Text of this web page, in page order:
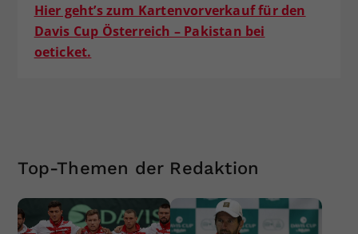
Hier geht’s zum Kartenvorverkauf für den
Davis Cup Österreich – Pakistan bei
oeticket.
Top-Themen der Redaktion